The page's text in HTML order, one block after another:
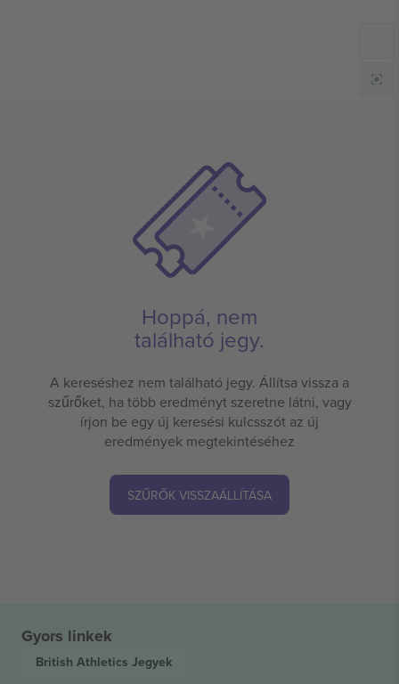
Hoppá, nem
található jegy.
A kereséshez nem található jegy. Állítsa vissza a
szűrőket, ha több eredményt szeretne látni, vagy
írjon be egy új keresési kulcsszót az új
eredmények megtekintéséhez
SZŰRŐK VISSZAÁLLÍTÁSA
Gyors linkek
British Athletics Jegyek